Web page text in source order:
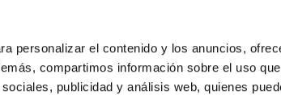
personalizar el contenido y los anuncios,
compartimos información sobre el uso
publicidad y análisis web, quienes
de Privacidad Política de Cookies Aviso